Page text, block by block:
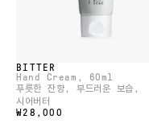
BITTER
Hand Cream , 60ml
푸릇한 잔향, 부드러운 보습,
시어버터
₩28,000